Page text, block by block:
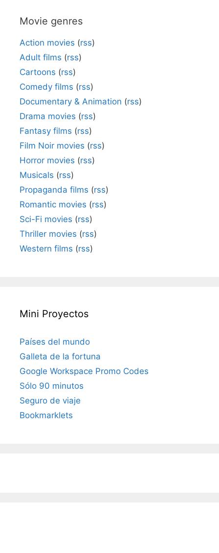
Movie genres
Action movies (rss)
Adult films (rss)
Cartoons (rss)
Comedy films (rss)
Documentary & Animation (rss)
Drama movies (rss)
Fantasy films (rss)
Film Noir movies (rss)
Horror movies (rss)
Musicals (rss)
Propaganda films (rss)
Romantic movies (rss)
Sci-Fi movies (rss)
Thriller movies (rss)
Western films (rss)
Mini Proyectos
Países del mundo
Galleta de la fortuna
Google Workspace Promo Codes
Sólo 90 minutos
Seguro de viaje
Bookmarklets